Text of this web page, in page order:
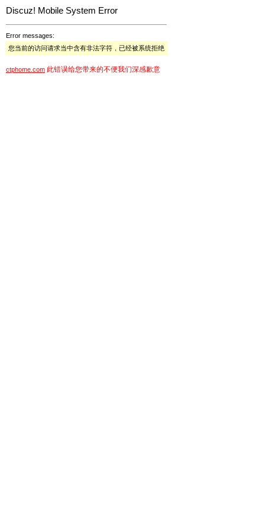
Discuz! Mobile System Error
Error messages:
您当前的访问请求当中含有非法字符，已经被系统拒绝
ctphome.com 此错误给您带来的不便我们深感歉意